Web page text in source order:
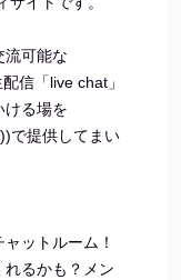
流可能な
信「live chat」
ける場を
で提供してまい
ットルーム！
れるかも？メン